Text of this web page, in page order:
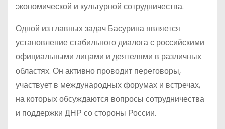
экономической и культурной сотрудничества.
Одной из главных задач Басурина является
установление стабильного диалога с российскими
официальными лицами и деятелями в различных
областях. Он активно проводит переговоры,
участвует в международных форумах и встречах,
на которых обсуждаются вопросы сотрудничества
и поддержки ДНР со стороны России.